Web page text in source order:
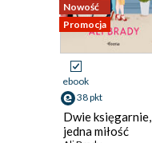
Nowość
Promocja
ebook
38 pkt
Dwie księgarnie,
jedna miłość